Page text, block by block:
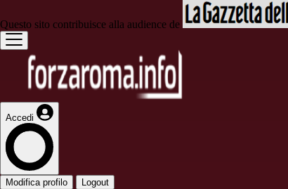
Questo sito contribuisce alla audience de
Accedi
Modifica profilo Logout